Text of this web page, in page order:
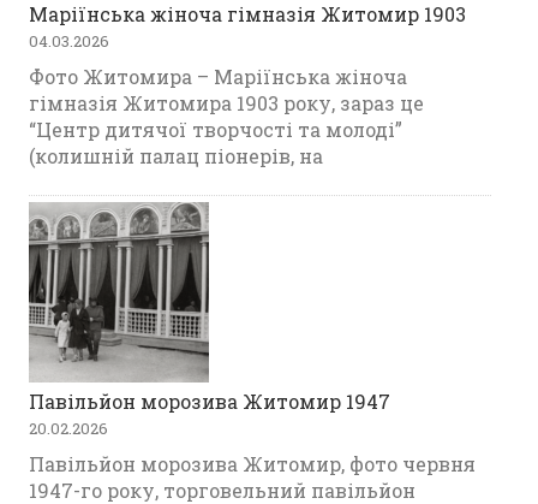
Маріїнська жіноча гімназія Житомир 1903
04.03.2026
Фото Житомира – Маріїнська жіноча
гімназія Житомира 1903 року, зараз це
“Центр дитячої творчості та молоді”
(колишній палац піонерів, на
Павільйон морозива Житомир 1947
20.02.2026
Павільйон морозива Житомир, фото червня
1947-го року, торговельний павільйон